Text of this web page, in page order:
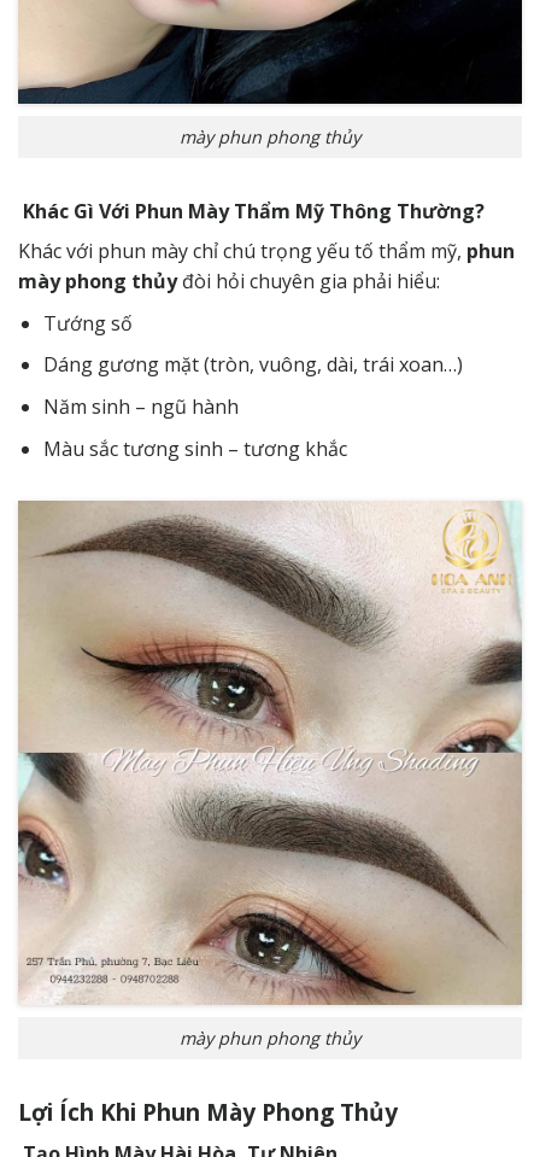
mày phun phong thủy
Khác Gì Với Phun Mày Thẩm Mỹ Thông Thường?
Khác với phun mày chỉ chú trọng yếu tố thẩm mỹ, phun
mày phong thủyđòi hỏi chuyên gia phải hiểu:
Tướng số
Dáng gương mặt (tròn, vuông, dài, trái xoan…)
Năm sinh – ngũ hành
Màu sắc tương sinh – tương khắc
mày phun phong thủy
Lợi Ích Khi Phun Mày Phong Thủy